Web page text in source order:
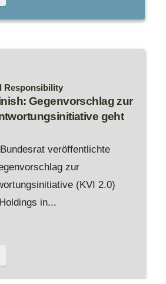
Responsibility
Gegenvorschlag zur
geht
veröffentlichte
zur
(KVI 2.0)
in...